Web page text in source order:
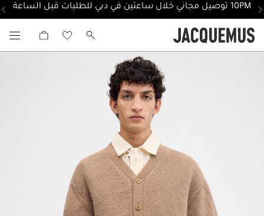
10PM توصيل مجاني خلال ساعتين في دبي للطلبات قبل الساعة